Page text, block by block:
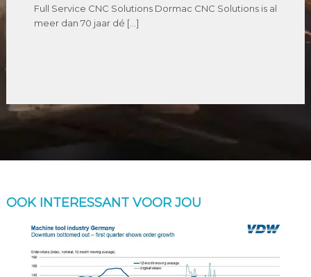
Full Service CNC Solutions Dormac CNC Solutions is al
meer dan 70 jaar dé […]
OOK INTERESSANT VOOR JOU